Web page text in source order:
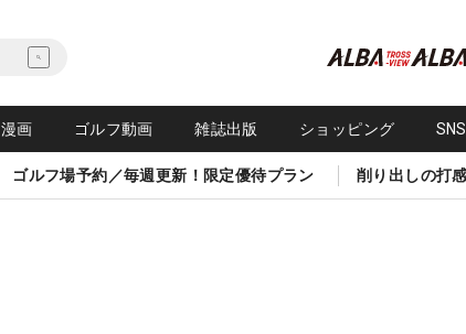
漫画 ゴルフ動画 雑誌出版 ショッピング
ゴルフ場予約／毎週更新！限定優待プラン 削り出しの打